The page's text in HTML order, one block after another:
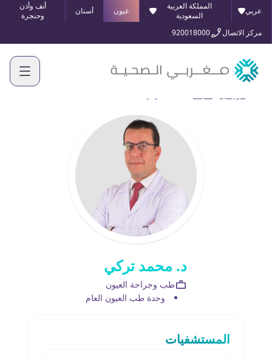
عربي
المملكة العربية
السعودية
عيون أسنان
أنف وأذن
وحنجرة
مركز الاتصال
920018000
د. محمد تركي
طب وجراحة العيون
وحدة طب العيون العام
المستشفيات